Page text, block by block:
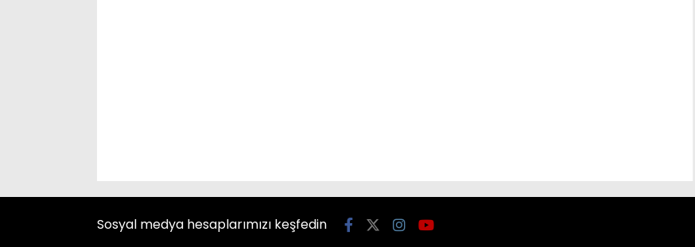
Sosyal medya hesaplarımızı keşfedin